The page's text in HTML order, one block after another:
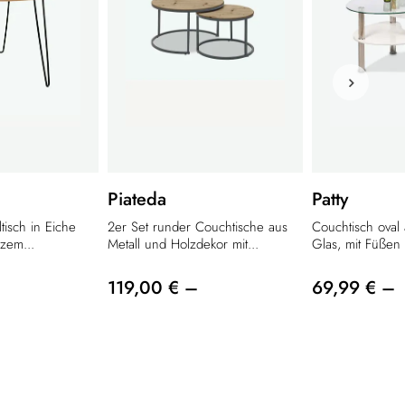
in Eiche
Piateda
2er Set runder Couchtische aus
Metall und Holzdekor mit...
119,00 € –
Patty
Couchtisch
Glas, mit Füßen
69,99 € –